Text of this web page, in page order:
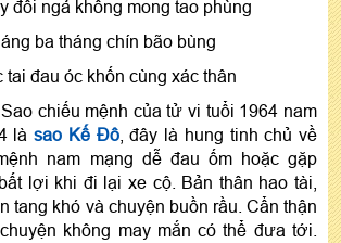
đôi ngả không mong tao phùng
ba tháng chín bão bùng
tai đau óc khốn cùng xác thân
chiếu mệnh của tử vi tuổi 1964 nam
là sao Kế Đô, đây là hung tinh chủ về
nam mạng dễ đau ốm hoặc gặp
lợi khi đi lại xe cộ. Bản thân hao tài,
tang khó và chuyện buồn rầu. Cẩn thận
không may mắn có thể đưa tới.